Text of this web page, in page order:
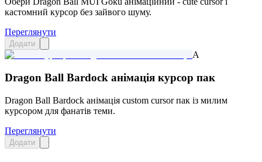
кастомний курсор без зайвого шуму.
Переглянути
Додати
A
Dragon Ball Bardock анімація курсор пак
Dragon Ball Bardock анімація custom cursor пак із милим
курсором для фанатів теми.
Переглянути
Додати